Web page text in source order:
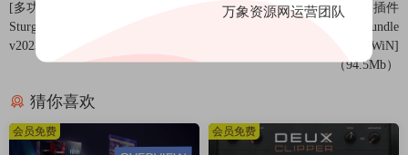
Elixir
Epure
IRCAM HEar
IRCAM-Verb
Pure Compressor
Pure DCompressor
[多功能人声处理插件合集]Joey
Sturgis Tones Plugins Collection
v2023 [WiN]（98.95Mb）
[老式母带混音效果器插件
包]Audified Boutique Studio Bundle
Revision1 2024.2.27 [WiN]
（94.5Mb）
猜你喜欢
会员免费 会员免费
万象资源网运营团队